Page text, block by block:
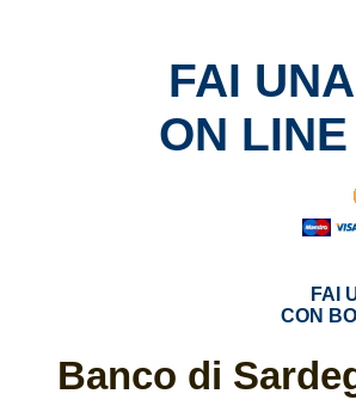
FAI
ON
FAI
CON
Banco di